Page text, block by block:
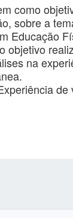
como
sobre a
Educação
objetivo
na